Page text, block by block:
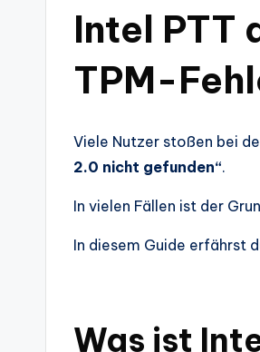
Intel PTT
TPM-
Viele Nutzer stoßen bei
2.0 nicht gefunden“.
In vielen Fällen ist der
In diesem Guide erfährst
Was ist